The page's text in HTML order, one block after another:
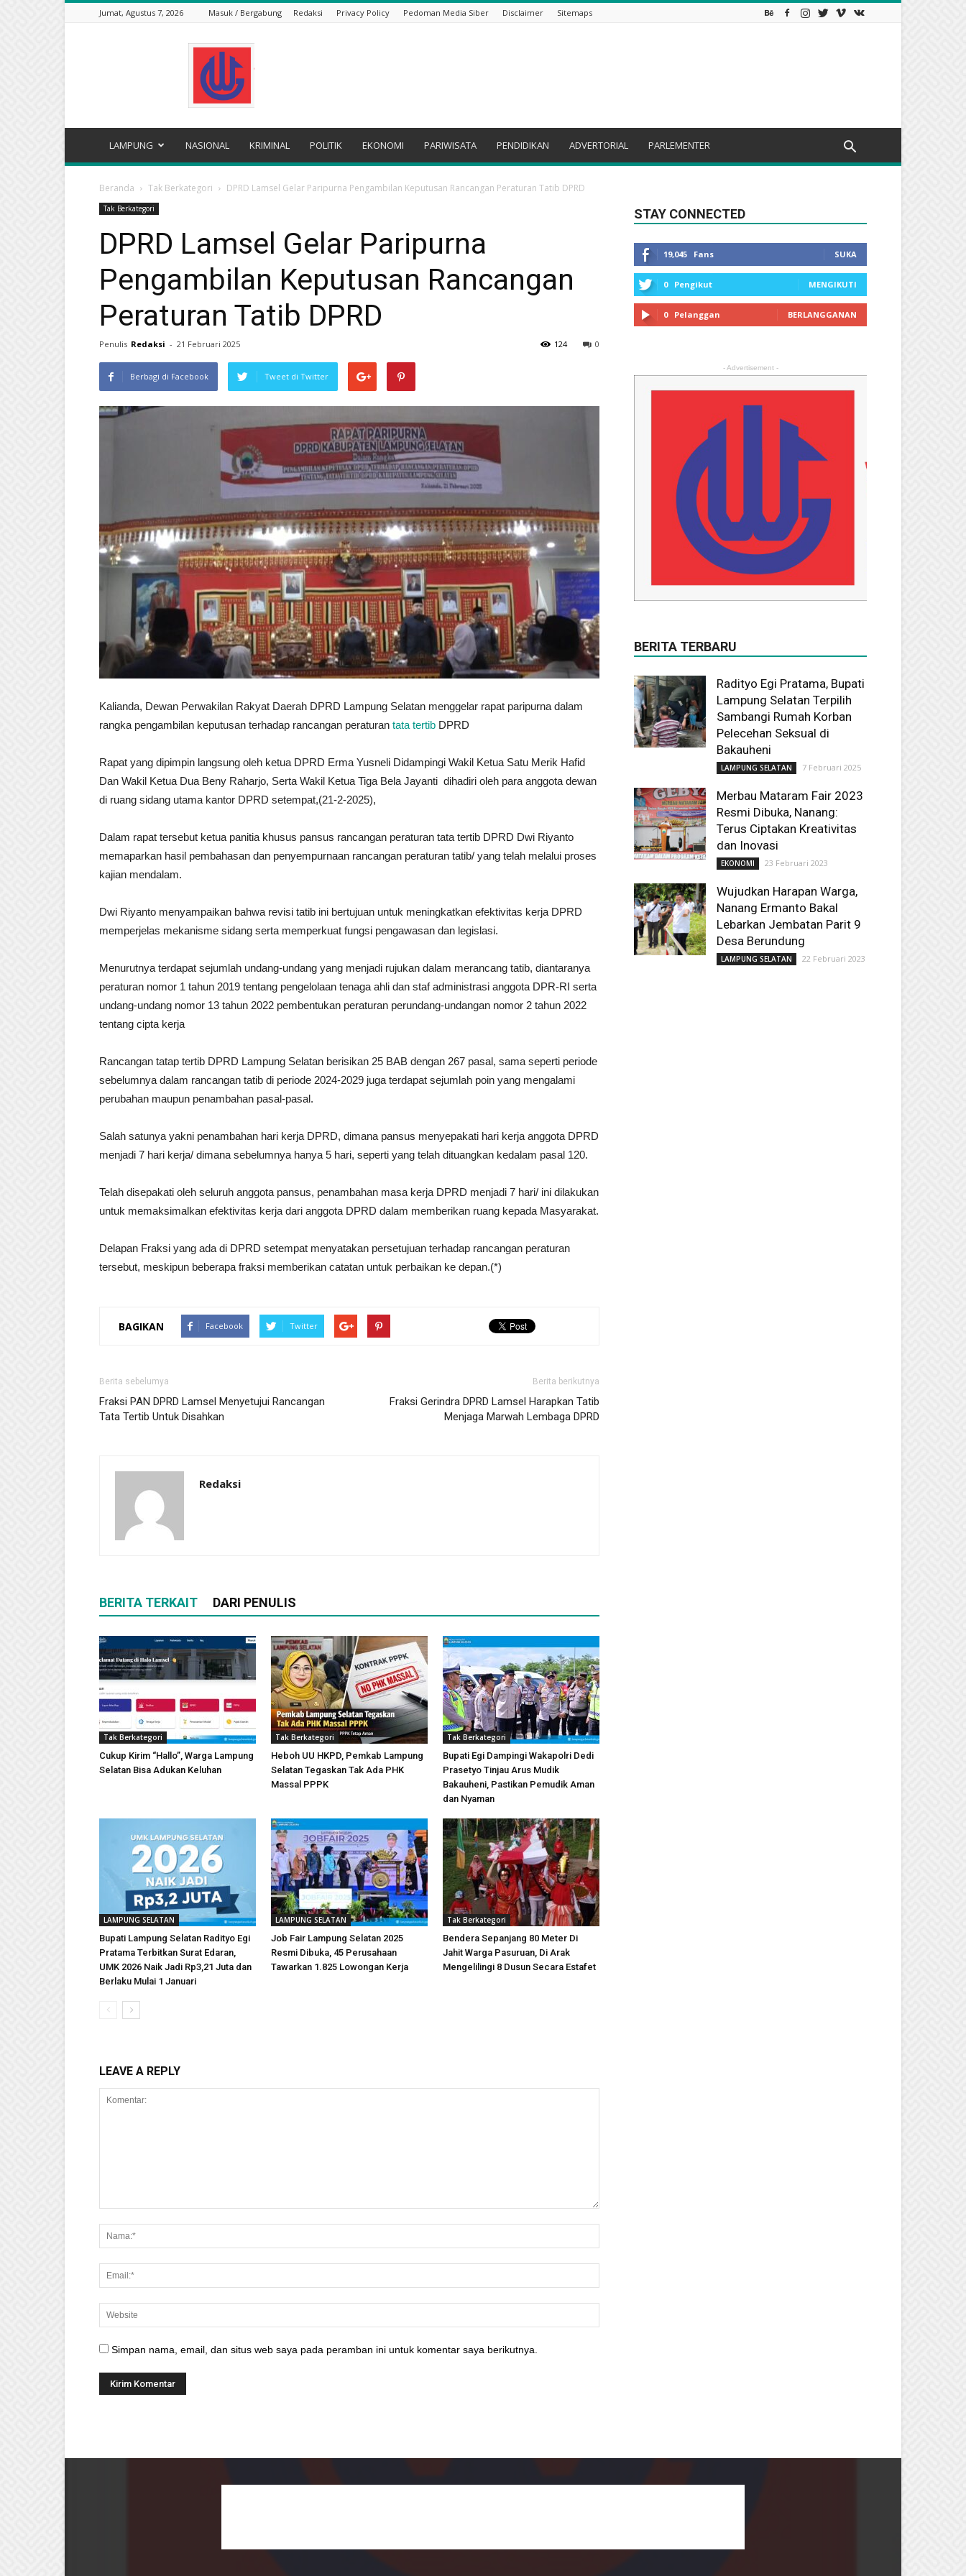
Jumat, Agustus 7, 2026 Masuk / Bergabung Redaksi Privacy Policy Pedoman Media Siber Disclaimer Sitemaps
LAMPUNG NASIONAL KRIMINAL POLITIK EKONOMI PARIWISATA PENDIDIKAN ADVERTORIAL PARLEMENTER
Beranda Tak Berkategori DPRD Lamsel Gelar Paripurna Pengambilan Keputusan Rancangan Peraturan Tatib DPRD
Tak Berkategori
DPRD Lamsel Gelar Paripurna
Pengambilan Keputusan Rancangan
Peraturan Tatib DPRD
Penulis Redaksi - 21 Februari 2025 0
124
Berbagi di Facebook Tweet di Twitter
Kalianda, Dewan Perwakilan Rakyat Daerah DPRD Lampung Selatan menggelar rapat paripurna dalam
rangka pengambilan keputusan terhadap rancangan peraturan tata tertib DPRD
Rapat yang dipimpin langsung oleh ketua DPRD Erma Yusneli Didampingi Wakil Ketua Satu Merik Hafid
Dan Wakil Ketua Dua Beny Raharjo, Serta Wakil Ketua Tiga Bela Jayanti dihadiri oleh para anggota dewan
di ruang sidang utama kantor DPRD setempat,(21-2-2025),
Dalam rapat tersebut ketua panitia khusus pansus rancangan peraturan tata tertib DPRD Dwi Riyanto
memaparkan hasil pembahasan dan penyempurnaan rancangan peraturan tatib/ yang telah melalui proses
kajian mendalam.
Dwi Riyanto menyampaikan bahwa revisi tatib ini bertujuan untuk meningkatkan efektivitas kerja DPRD
memperjelas mekanisme sidang serta memperkuat fungsi pengawasan dan legislasi.
Menurutnya terdapat sejumlah undang-undang yang menjadi rujukan dalam merancang tatib, diantaranya
peraturan nomor 1 tahun 2019 tentang pengelolaan tenaga ahli dan staf administrasi anggota DPR-RI serta
undang-undang nomor 13 tahun 2022 pembentukan peraturan perundang-undangan nomor 2 tahun 2022
tentang cipta kerja
Rancangan tatap tertib DPRD Lampung Selatan berisikan 25 BAB dengan 267 pasal, sama seperti periode
sebelumnya dalam rancangan tatib di periode 2024-2029 juga terdapat sejumlah poin yang mengalami
perubahan maupun penambahan pasal-pasal.
Salah satunya yakni penambahan hari kerja DPRD, dimana pansus menyepakati hari kerja anggota DPRD
menjadi 7 hari kerja/ dimana sebelumnya hanya 5 hari, seperti yang telah dituangkan kedalam pasal 120.
Telah disepakati oleh seluruh anggota pansus, penambahan masa kerja DPRD menjadi 7 hari/ ini dilakukan
untuk memaksimalkan efektivitas kerja dari anggota DPRD dalam memberikan ruang kepada Masyarakat.
Delapan Fraksi yang ada di DPRD setempat menyatakan persetujuan terhadap rancangan peraturan
tersebut, meskipun beberapa fraksi memberikan catatan untuk perbaikan ke depan.(*)
BAGIKAN Facebook Twitter
Berita sebelumya
Fraksi PAN DPRD Lamsel Menyetujui Rancangan
Tata Tertib Untuk Disahkan
Berita berikutnya
Fraksi Gerindra DPRD Lamsel Harapkan Tatib
Menjaga Marwah Lembaga DPRD
Redaksi
BERITA TERKAIT DARI PENULIS
Tak Berkategori
Cukup Kirim “Hallo”, Warga Lampung
Selatan Bisa Adukan Keluhan
Tak Berkategori
Heboh UU HKPD, Pemkab Lampung
Selatan Tegaskan Tak Ada PHK
Massal PPPK
Tak Berkategori
Bupati Egi Dampingi Wakapolri Dedi
Prasetyo Tinjau Arus Mudik
Bakauheni, Pastikan Pemudik Aman
dan Nyaman
LAMPUNG SELATAN
Bupati Lampung Selatan Radityo Egi
Pratama Terbitkan Surat Edaran,
UMK 2026 Naik Jadi Rp3,21 Juta dan
Berlaku Mulai 1 Januari
LAMPUNG SELATAN
Job Fair Lampung Selatan 2025
Resmi Dibuka, 45 Perusahaan
Tawarkan 1.825 Lowongan Kerja
Tak Berkategori
Bendera Sepanjang 80 Meter Di
Jahit Warga Pasuruan, Di Arak
Mengelilingi 8 Dusun Secara Estafet
LEAVE A REPLY
Simpan nama, email, dan situs web saya pada peramban ini untuk komentar saya berikutnya.
STAY CONNECTED
19,045 Fans SUKA
0 Pengikut MENGIKUTI
0 Pelanggan BERLANGGANAN
- Advertisement -
BERITA TERBARU
Radityo Egi Pratama, Bupati
Lampung Selatan Terpilih
Sambangi Rumah Korban
Pelecehan Seksual di
Bakauheni
LAMPUNG SELATAN 7 Februari 2025
Merbau Mataram Fair 2023
Resmi Dibuka, Nanang:
Terus Ciptakan Kreativitas
dan Inovasi
EKONOMI 23 Februari 2023
Wujudkan Harapan Warga,
Nanang Ermanto Bakal
Lebarkan Jembatan Parit 9
Desa Berundung
LAMPUNG SELATAN 22 Februari 2023